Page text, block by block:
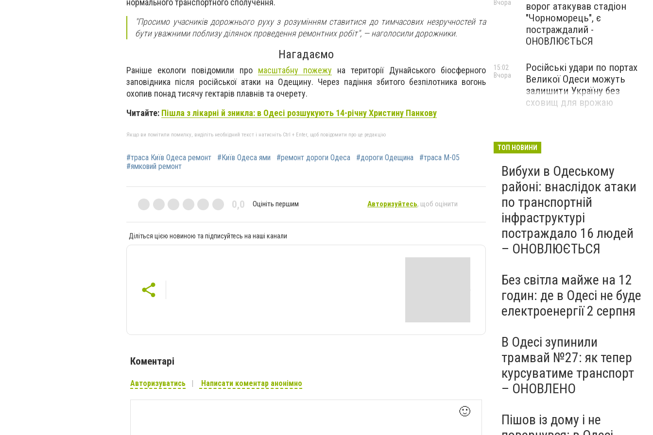
нормального транспортного сполучення.
"Просимо учасників дорожнього руху з розумінням ставитися до тимчасових незручностей та
бути уважними поблизу ділянок проведення ремонтних робіт", — наголосили дорожники.
Нагадаємо
Раніше екологи повідомили про масштабну пожежу на території Дунайського біосферного
заповідника після російської атаки на Одещину. Через падіння збитого безпілотника вогонь
охопив понад тисячу гектарів плавнів та очерету.
Читайте: Пішла з лікарні й зникла: в Одесі розшукують 14-річну Христину Панкову
Якщо ви помітили помилку, виділіть необхідний текст і натисніть Ctrl + Enter, щоб повідомити про це редакцію
#траса Київ Одеса ремонт #Київ Одеса ями #ремонт дороги Одеса #дороги Одещина
#траса М-05
#ямковий ремонт
0,0 Оцініть першим Авторизуйтесь, щоб оцінити
Діліться цією новиною та підписуйтесь на наші канали
Коментарі
Авторизуватись Написати коментар анонімно
🙂
ворог атакував стадіон
"Чорноморець", є
постраждалий -
ОНОВЛЮЄТЬСЯ
Вчора
Російські удари по портах
Великої Одеси можуть
залишити Україну без
сховищ для врожаю
15:02
Вчора
ТОП НОВИНИ
Вибухи в Одеському
районі: внаслідок атаки
по транспортній
інфраструктурі
постраждало 16 людей
– ОНОВЛЮЄТЬСЯ
Без світла майже на 12
годин: де в Одесі не буде
електроенергії 2 серпня
В Одесі зупинили
трамвай №27: як тепер
курсуватиме транспорт
– ОНОВЛЕНО
Пішов із дому і не